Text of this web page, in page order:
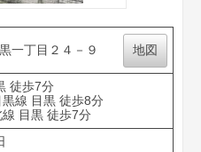
一丁目２４－９ 地図
徒歩7分
線 目黒 徒歩8分
目黒 徒歩7分